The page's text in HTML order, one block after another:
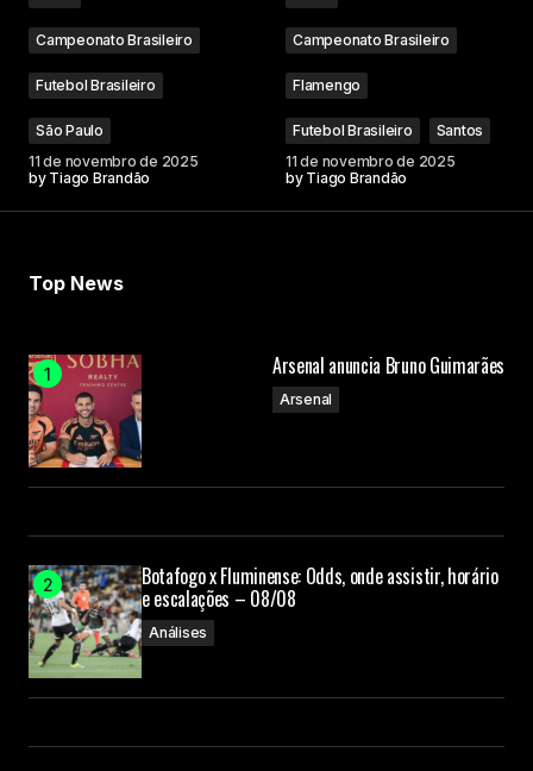
Campeonato Brasileiro
Futebol Brasileiro
São Paulo
11 de novembro de 2025
by Tiago Brandão
Campeonato Brasileiro
Flamengo
Futebol Brasileiro
Santos
11 de novembro de 2025
by Tiago Brandão
Top News
Arsenal anuncia Bruno Guimarães
Arsenal
Botafogo x Fluminense: Odds, onde assistir, horário
e escalações – 08/08
Análises